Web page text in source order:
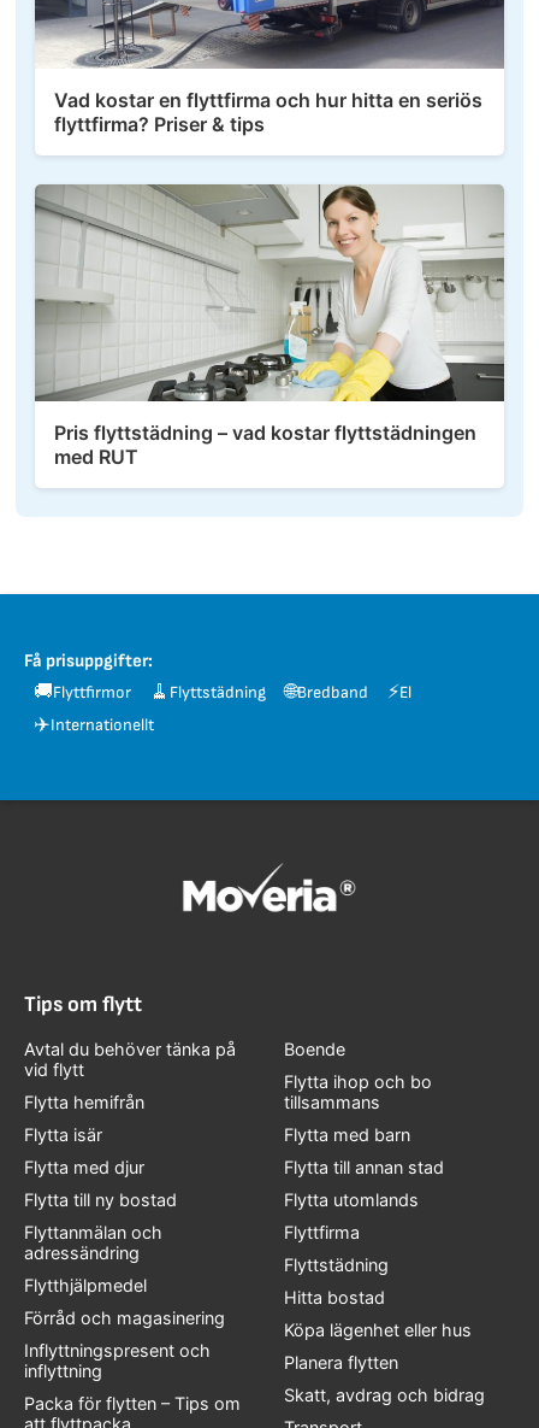
Vad kostar en flyttfirma och hur hitta en seriös
flyttfirma? Priser & tips
Pris flyttstädning – vad kostar flyttstädningen
med RUT
Få prisuppgifter:
🚚Flyttfirmor 🧹 Flyttstädning 🌐Bredband ⚡El
✈️Internationellt
Tips om flytt
Avtal du behöver tänka på
vid flytt
Flytta hemifrån
Flytta isär
Flytta med djur
Flytta till ny bostad
Flyttanmälan och
adressändring
Flytthjälpmedel
Förråd och magasinering
Inflyttningspresent och
inflyttning
Packa för flytten – Tips om
att flyttpacka
Boende
Flytta ihop och bo
tillsammans
Flytta med barn
Flytta till annan stad
Flytta utomlands
Flyttfirma
Flyttstädning
Hitta bostad
Köpa lägenhet eller hus
Planera flytten
Skatt, avdrag och bidrag